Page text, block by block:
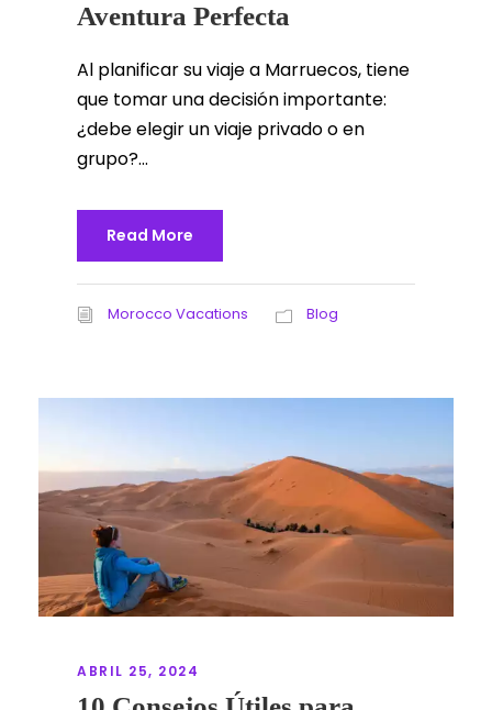
Aventura Perfecta
Al planificar su viaje a Marruecos, tiene
que tomar una decisión importante:
¿debe elegir un viaje privado o en
grupo?...
Read More
Morocco Vacations Blog
ABRIL 25, 2024